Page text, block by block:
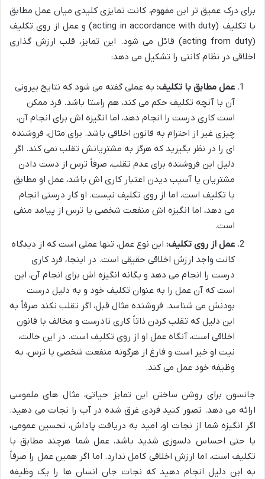
برای درک عمیق تر این مفهوم، کانت تمایزی کلیدی میان عمل مطابق
با تکلیف (acting in accordance with duty) و عمل از روی تکلیف
(acting from duty) قائل می شود. این تمایز، قلب ارزش گذاری
اخلاقی در نظام کانتی را تشکیل می دهد:
عمل مطابق با تکلیف: به عملی گفته می شود که نتایج بیرونی
آن با آنچه تکلیف حکم می کند، هم راستا باشد. فرد ممکن
است کاری درست را انجام دهد، اما انگیزه اش برای انجام آن،
چیزی غیر از احترام به قانون اخلاقی باشد. برای مثال، فروشنده
ای را در نظر بگیرید که هرگز به مشتریانش تقلب نمی کند. اگر
دلیل این فروشنده برای عدم تقلب، صرفاً ترس از دست دادن
مشتریان یا آسیب دیدن اعتبار کاری اش باشد، عمل او مطابق
با تکلیف است، اما از روی تکلیف نیست. او کار درستی انجام
می دهد، اما انگیزه اش منفعت شخصی یا ترس از پیامد منفی
است.
عمل از روی تکلیف: این نوع عمل، تنها عملی است که از دیدگاه
کانت واجد ارزش اخلاقی حقیقی است. در اینجا، فرد کاری
درست را انجام می دهد و یگانه انگیزه اش برای انجام آن، این
است که آن عمل را به عنوان تکلیف خود و به دلیل درست
بودنش می شناسد. فروشنده مثال قبل، اگر تقلب نکند صرفاً به
این دلیل که تقلب کردن ذاتاً کاری نادرست و مخالف با قانون
اخلاقی است، آنگاه عمل او از روی تکلیف است. در این حالت،
نیت او خیر است و فارغ از هرگونه منفعت شخصی یا ترس، به
وظیفه خود عمل می کند.
جانسون برای روشن ساختن این تمایز حیاتی، مثال های ملموسی
ارائه می دهد. تصور کنید فردی غرق شده در آب را نجات می دهید.
اگر انگیزه شما از نجات او، امید به دریافت پاداش، تحسین عمومی،
یا حتی احساس دلسوزی شدید باشد، عمل شما هرچند مطابق با
تکلیف است، اما ارزش اخلاقی کامل ندارد. اما اگر همین عمل را صرفاً
به این دلیل انجام دهید که نجات جان انسان ها را یک وظیفه